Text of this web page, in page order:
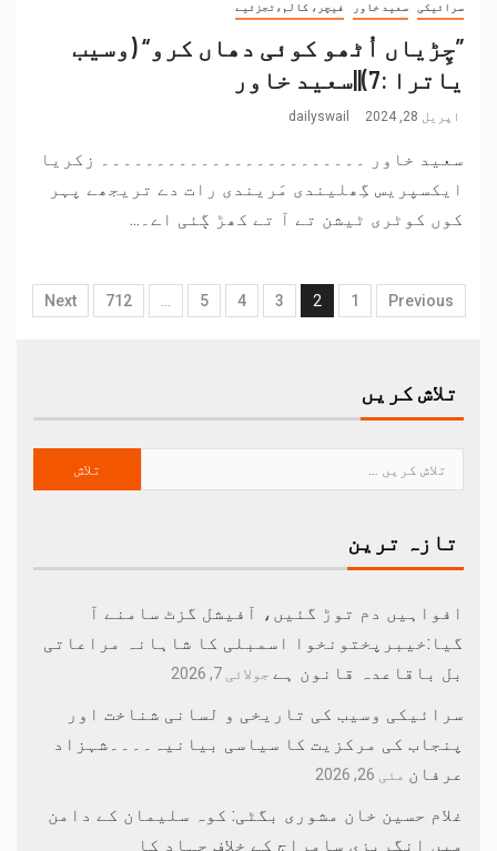
سرائیکی سعید خاور فیچر، کالم،تجزئیے
”چِڑیاں اُٹھو کوئی دھاں کرو“ (وسیب
یاترا :7)||سعید خاور
اپریل 28, 2024 dailyswail
سعید خاور ۔۔۔۔۔۔۔۔۔۔۔۔۔۔۔۔۔۔۔۔۔۔۔۔ زکریا
ایکسپریس گِھلیندی مَریندی رات دے تریجھے پہر
کوں کوٹری ٹیشن تے آ تے کھڑ ڳئی اے۔...
Previous
1
2
3
4
5
…
712
Next
تلاش کریں
تازہ ترین
افواہیں دم توڑ گئیں، آفیشل گزٹ سامنے آ
گیا:خیبرپختونخوا اسمبلی کا شاہانہ مراعاتی
بل باقاعدہ قانون ہے جولائی 7, 2026
سرائیکی وسیب کی تاریخی و لسانی شناخت اور
پنجاب کی مرکزیت کا سیاسی بیانیہ۔۔۔۔شہزاد
عرفان مئی 26, 2026
غلام حسین خان مشوری بگٹی: کوہ سلیمان کے دامن
میں انگریزی سامراج کے خلاف جہاد کا